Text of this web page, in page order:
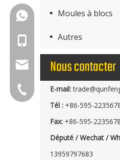
Moules à blocs
Autres
Nous contacter
E-mail:
Tél : +86-595-
Fax: +86-595-
Député / Wechat /
13959797683
+86-18150503129
+86-18150503129
group@qunfeng.com
+86-595 22356789